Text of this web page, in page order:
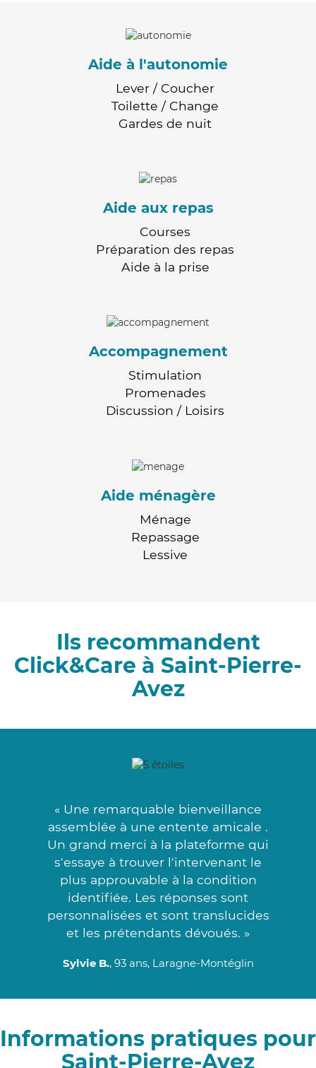
Aide à l'autonomie
Lever / Coucher
Toilette / Change
Gardes de nuit
Aide aux repas
Courses
Préparation des repas
Aide à la prise
Accompagnement
Stimulation
Promenades
Discussion / Loisirs
Aide ménagère
Ménage
Repassage
Lessive
Ils recommandent
Click&Care à Saint-Pierre-
Avez
« Une remarquable bienveillance
assemblée à une entente amicale .
Un grand merci à la plateforme qui
s'essaye à trouver l'intervenant le
plus approuvable à la condition
identifiée. Les réponses sont
personnalisées et sont translucides
et les prétendants dévoués. »
Sylvie B., 93 ans, Laragne-Montéglin
Informations pratiques pour
Saint-Pierre-Avez